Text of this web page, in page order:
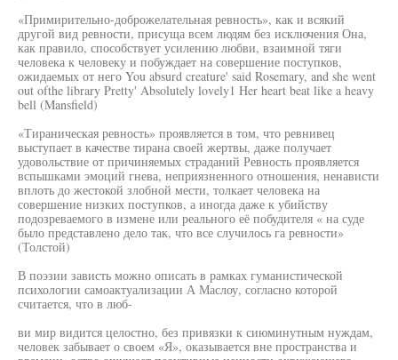
«Примирительно-доброжелательная ревность», как и всякий
другой вид ревности, присуща всем людям без исключения Она,
как правило, способствует усилению любви, взаимной тяги
человека к человеку и побуждает на совершение поступков,
ожидаемых от него You absurd creature' said Rosemary, and she went
out ofthe library Pretty' Absolutely lovely1 Her heart beat like a heavy
bell (Mansfield)
«Тираническая ревность» проявляется в том, что ревнивец
выступает в качестве тирана своей жертвы, даже получает
удовольствие от причиняемых страданий Ревность проявляется
вспышками эмоций гнева, неприязненного отношения, ненависти
вплоть до жестокой злобной мести, толкает человека на
совершение низких поступков, а иногда даже к убийству
подозреваемого в измене или реального её побудителя « на суде
было представлено дело так, что все случилось га ревности»
(Толстой)
В поэзии зависть можно описать в рамках гуманистической
психологии самоактуализации А Маслоу, согласно которой
считается, что в люб-
ви мир видится целостно, без привязки к сиюминутным нуждам,
человек забывает о своем «Я», оказывается вне пространства и